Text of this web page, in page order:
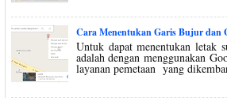
Cara Menentukan Garis Bujur dan
Untuk dapat menentukan letak
adalah dengan menggunakan
layanan pemetaan yang